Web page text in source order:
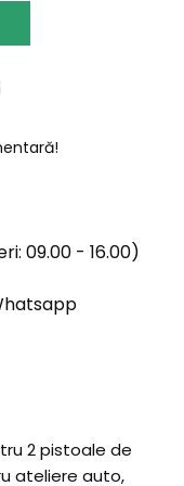
09.00 - 16.00)
2 pistoale de
ateliere auto,